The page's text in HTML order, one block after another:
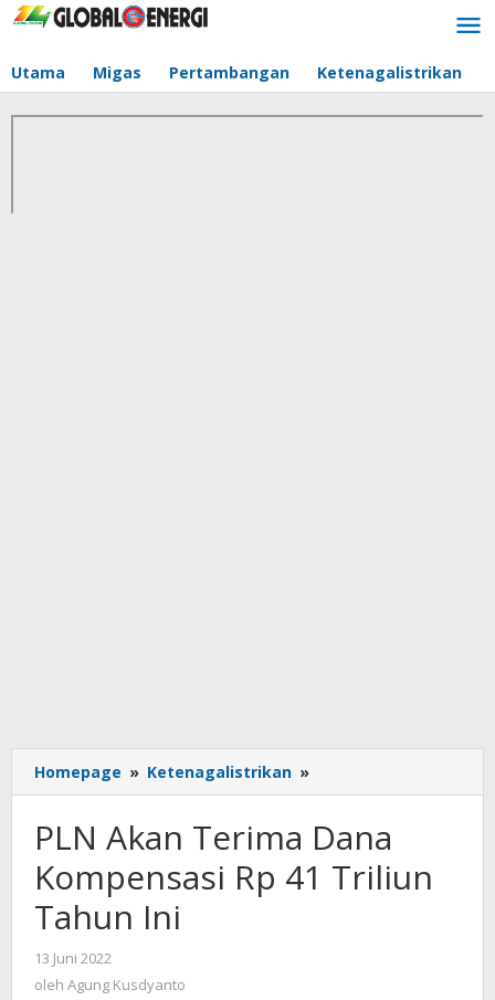
Lewati
Utama Migas Pertambangan Ketenagalistrikan
Homepage » Ketenagalistrikan »
Akan
Dana
Kompensasi
Rp
PLN Akan Terima Dana
Kompensasi Rp 41 Triliun
Tahun Ini
13 Juni 2022
Agung
oleh Agung Kusdyanto